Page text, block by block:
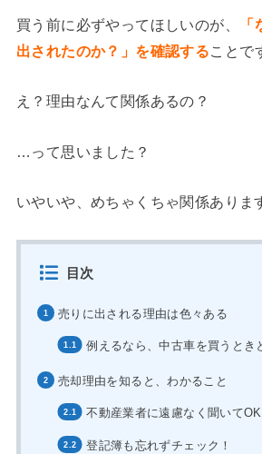
買う前に必ずやってほしいのが、
出されたのか？」を確認することで
え？理由なんて関係あるの？
…って思いました？
いやいや、めちゃくちゃ関係ありま
目次
売りに出される理由は色々ある
例えるなら、中古車を買うとき
売却理由を知ると、わかること
不動産業者に遠慮なく聞いてOK
登記簿も忘れずチェック！